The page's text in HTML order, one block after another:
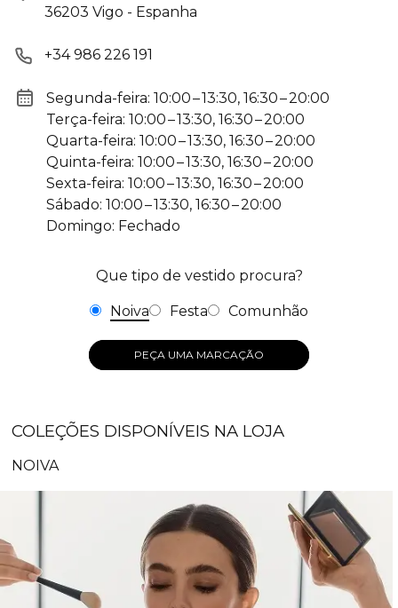
36203 Vigo - Espanha
+34 986 226 191
Segunda-feira: 10:00 – 13:30, 16:30 – 20:00
Terça-feira: 10:00 – 13:30, 16:30 – 20:00
Quarta-feira: 10:00 – 13:30, 16:30 – 20:00
Quinta-feira: 10:00 – 13:30, 16:30 – 20:00
Sexta-feira: 10:00 – 13:30, 16:30 – 20:00
Sábado: 10:00 – 13:30, 16:30 – 20:00
Domingo: Fechado
Que tipo de vestido procura?
Noiva Festa Comunhão
PEÇA UMA MARCAÇÃO
COLEÇÕES DISPONÍVEIS NA LOJA
NOIVA